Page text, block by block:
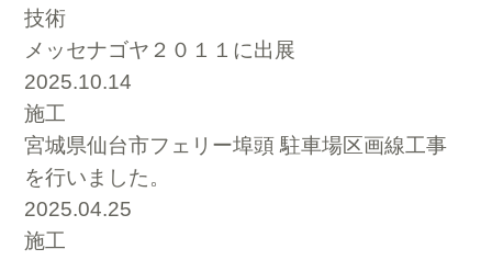
技術
メッセナゴヤ２０１１に出展
2025.10.14
施工
宮城県仙台市フェリー埠頭 駐車場区画線工事
を行いました。
2025.04.25
施工